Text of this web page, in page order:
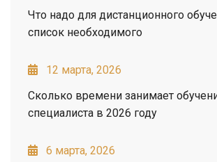
Что надо для дистанционного
список необходимого
12 марта, 2026
Сколько времени занимает
специалиста в 2026 году
6 марта, 2026